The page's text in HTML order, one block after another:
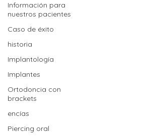
Información para
nuestros pacientes
Caso de éxito
historia
Implantología
Implantes
Ortodoncia con
brackets
encías
Piercing oral